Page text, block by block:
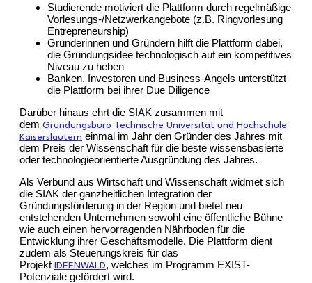
Studierende motiviert die Plattform durch regelmäßige
Vorlesungs-/Netzwerkangebote (z.B. Ringvorlesung
Entrepreneurship)
Gründerinnen und Gründern hilft die Plattform dabei,
die Gründungsidee technologisch auf ein kompetitives
Niveau zu heben
Banken, Investoren und Business-Angels unterstützt
die Plattform bei ihrer Due Diligence
Darüber hinaus ehrt die SIAK zusammen mit
dem Gründungsbüro Technische Universität und Hochschule
Kaiserslautern einmal im Jahr den Gründer des Jahres mit
dem Preis der Wissenschaft für die beste wissensbasierte
oder technologieorientierte Ausgründung des Jahres.
Als Verbund aus Wirtschaft und Wissenschaft widmet sich
die SIAK der ganzheitlichen Integration der
Gründungsförderung in der Region und bietet neu
entstehenden Unternehmen sowohl eine öffentliche Bühne
wie auch einen hervorragenden Nährboden für die
Entwicklung ihrer Geschäftsmodelle. Die Plattform dient
zudem als Steuerungskreis für das
Projekt IDEENWALD, welches im Programm EXIST-
Potenziale gefördert wird.